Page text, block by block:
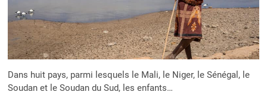
Dans huit pays, parmi lesquels le Mali, le Niger, le Sénégal, le
Soudan et le Soudan du Sud, les enfants…